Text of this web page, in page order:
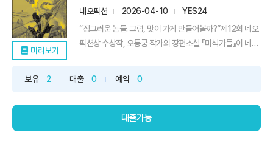
미리보기
네오픽션
2026-04-10
YES24
“징그러운 놈들. 그럼, 맛이 가게 만들어볼까?”제12회 네오
픽션상 수상작, 오동궁 작가의 장편소설 『미식가들』이 네오
고파는 미래 사회, 인간의 미각은 더 이상 개인의 것이 아니
보유 2 대출 0 예약 0
대출가능